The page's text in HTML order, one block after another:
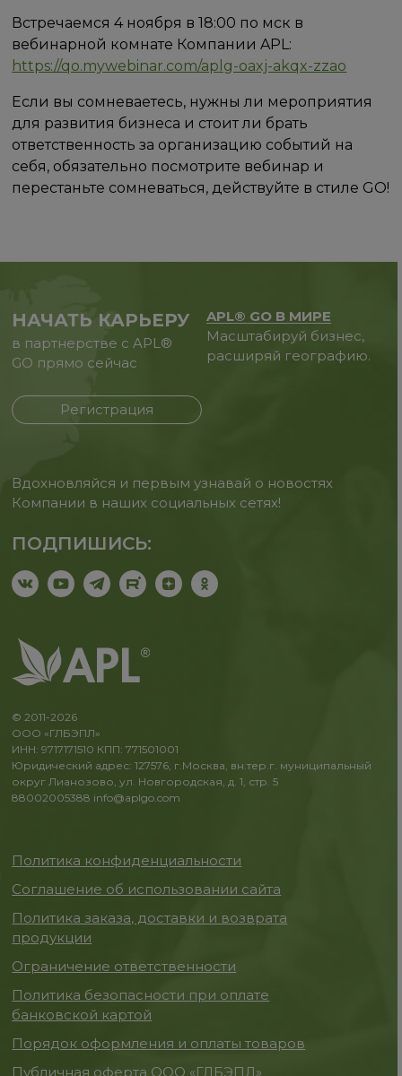
Встречаемся 4 ноября в 18:00 по мск в
вебинарной комнате Компании APL:
https://qo.mywebinar.com/aplg-oaxj-akqx-zzao
Если вы сомневаетесь, нужны ли мероприятия
для развития бизнеса и стоит ли брать
ответственность за организацию событий на
себя, обязательно посмотрите вебинар и
перестаньте сомневаться, действуйте в стиле GO!
НАЧАТЬ КАРЬЕРУ
в партнерстве с APL®
GO прямо сейчас
Регистрация
APL® GO В МИРЕ
Масштабируй бизнес,
расширяй географию.
Вдохновляйся и первым узнавай о новостях
Компании в наших социальных сетях!
ПОДПИШИСЬ:
© 2011-2026
ООО «ГЛБЭПЛ»
ИНН: 9717171510 КПП: 771501001
Юридический адрес: 127576, г.Москва, вн.тер.г. муниципальный
округ Лианозово, ул. Новгородская, д. 1, стр. 5
88002005388 info@aplgo.com
Политика конфиденциальности
Соглашение об использовании сайта
Политика заказа, доставки и возврата
продукции
Ограничение ответственности
Политика безопасности при оплате
банковской картой
Порядок оформления и оплаты товаров
Публичная оферта ООО «ГЛБЭПЛ»